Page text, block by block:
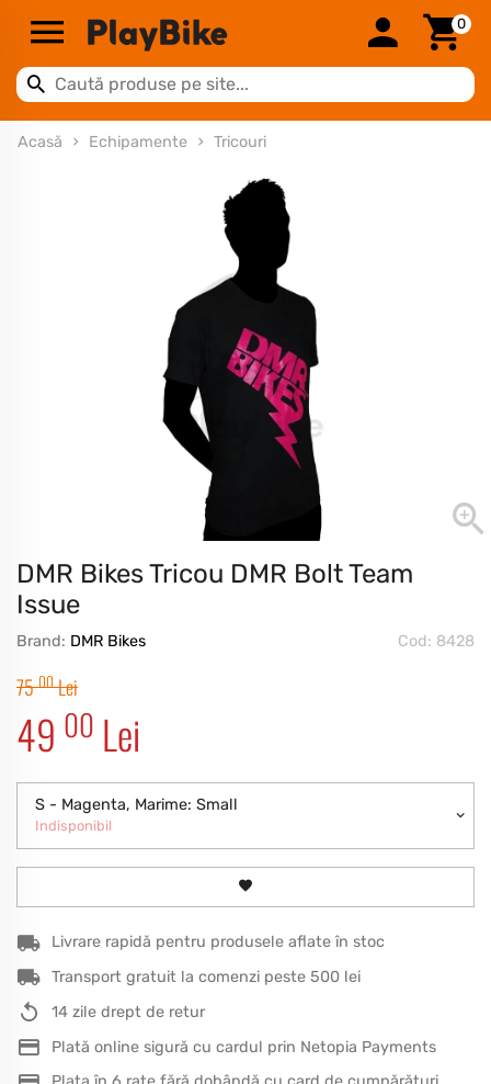
0
Acasă Echipamente Tricouri
DMR Bikes Tricou DMR Bolt Team
Issue
Brand: DMR Bikes Cod: 8428
49 00 Lei
7500 Lei
S - Magenta, Marime: Small
Indisponibil
Livrare rapidă pentru produsele aflate în stoc
Transport gratuit la comenzi peste 500 lei
14 zile drept de retur
Plată online sigură cu cardul prin Netopia Payments